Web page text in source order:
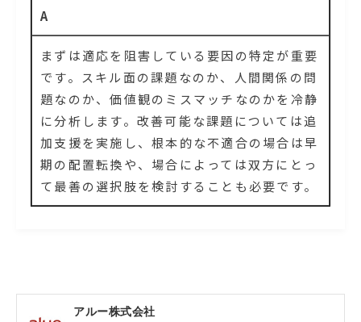
A
まずは適応を阻害している要因の特定が重要
です。スキル面の課題なのか、人間関係の問
題なのか、価値観のミスマッチなのかを冷静
に分析します。改善可能な課題については追
加支援を実施し、根本的な不適合の場合は早
期の配置転換や、場合によっては双方にとっ
て最善の選択肢を検討することも必要です。
アルー株式会社